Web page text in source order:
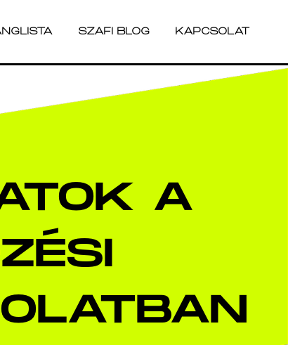
SZAFI BLOG KAPCSOLAT
A